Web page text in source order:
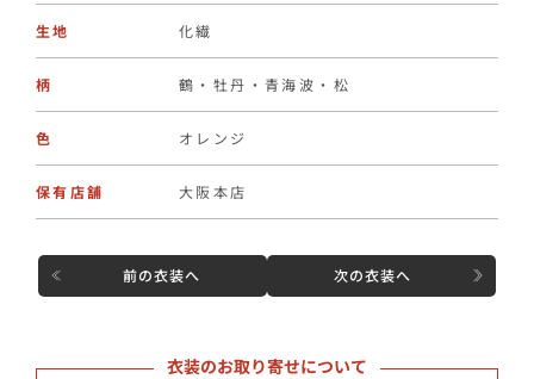
生地 化繊
柄 鶴・牡丹・青海波・松
色 オレンジ
保有店舗 大阪本店
前の衣装へ 次の衣装へ
衣装のお取り寄せについて